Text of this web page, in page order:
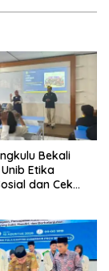
Bekali
Etika
dan Cek